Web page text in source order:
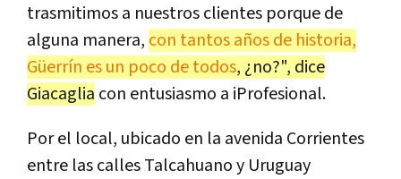
trasmitimos a nuestros clientes porque de
alguna manera, con tantos años de historia,
Güerrín es un poco de todos, ¿no?", dice
Giacaglia con entusiasmo a iProfesional.
Por el local, ubicado en la avenida Corrientes
entre las calles Talcahuano y Uruguay